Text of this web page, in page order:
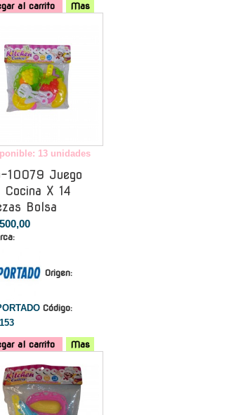
al carrito
Mas
13 unidades
10079 Juego
Cocina X 14
Bolsa
Origen:
Código:
al carrito
Mas